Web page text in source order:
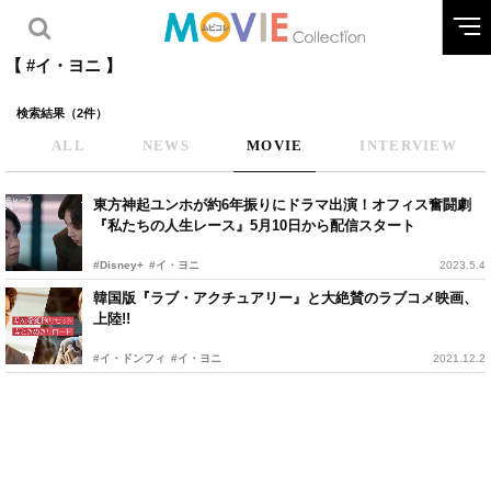
【 #イ・ヨニ 】
検索結果（2件）
ALL NEWS MOVIE INTERVIEW
東方神起ユンホが約6年振りにドラマ出演！オフィス奮闘劇
『私たちの人生レース』5月10日から配信スタート
#Disney+ #イ・ヨニ 2023.5.4
韓国版『ラブ・アクチュアリー』と大絶賛のラブコメ映画、
上陸!!
#イ・ドンフィ #イ・ヨニ 2021.12.2